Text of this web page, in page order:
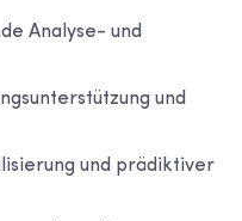
Analyse- und
und
und prädiktiver